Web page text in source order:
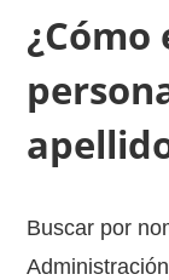
Buscar por